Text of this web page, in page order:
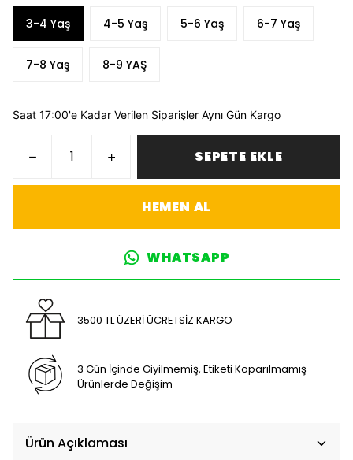
3-4 Yaş 4-5 Yaş 5-6 Yaş 6-7 Yaş
7-8 Yaş 8-9 YAŞ
Saat 17:00'e Kadar Verilen Siparişler Aynı Gün Kargo
SEPETE EKLE
HEMEN AL
WHATSAPP
3500 TL ÜZERİ ÜCRETSİZ KARGO
3 Gün İçinde Giyilmemiş, Etiketi Koparılmamış
Ürünlerde Değişim
Ürün Açıklaması